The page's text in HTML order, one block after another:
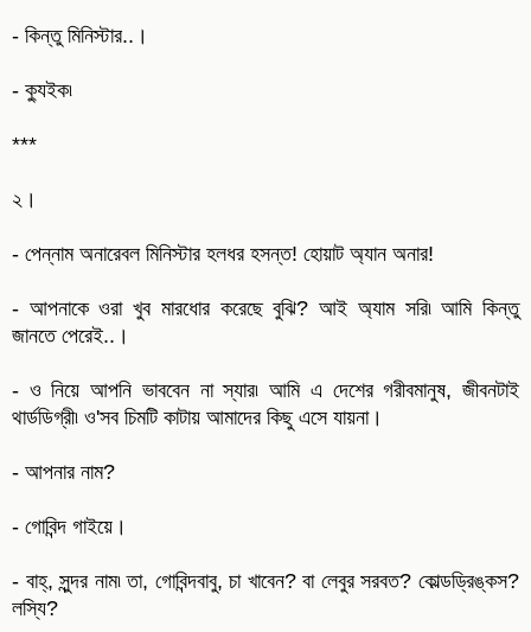
- কিন্তু মিনিস্টার..।
- ক্যুইক৷
***
২।
- পেন্নাম অনারেবল মিনিস্টার হলধর হসন্ত! হোয়াট অ্যান অনার!
- আপনাকে ওরা খুব মারধোর করেছে বুঝি? আই অ্যাম সরি৷ আমি কিন্তু
জানতে পেরেই..।
- ও নিয়ে আপনি ভাববেন না স্যার৷ আমি এ দেশের গরীবমানুষ, জীবনটাই
থার্ডডিগ্রী৷ ও'সব চিমটি কাটায় আমাদের কিছু এসে যায়না।
- আপনার নাম?
- গোবিন্দ গাইয়ে।
- বাহ্, সুন্দর নাম৷ তা, গোবিন্দবাবু, চা খাবেন? বা লেবুর সরবত? কোল্ডড্রিঙ্কস?
লস্যি?